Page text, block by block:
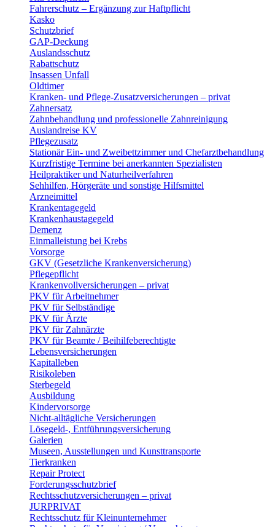
Fahrerschutz – Ergänzung zur Haftpflicht
Kasko
Schutzbrief
GAP-Deckung
Auslandsschutz
Rabattschutz
Insassen Unfall
Oldtimer
Kranken- und Pflege-Zusatzversicherungen – privat
Zahnersatz
Zahnbehandlung und professionelle Zahnreinigung
Auslandreise KV
Pflegezusatz
Stationär Ein- und Zweibettzimmer und Chefarztbehandlung
Kurzfristige Termine bei anerkannten Spezialisten
Heilpraktiker und Naturheilverfahren
Sehhilfen, Hörgeräte und sonstige Hilfsmittel
Arzneimittel
Krankentagegeld
Krankenhaustagegeld
Demenz
Einmalleistung bei Krebs
Vorsorge
GKV (Gesetzliche Krankenversicherung)
Pflegepflicht
Krankenvollversicherungen – privat
PKV für Arbeitnehmer
PKV für Selbständige
PKV für Ärzte
PKV für Zahnärzte
PKV für Beamte / Beihilfeberechtigte
Lebensversicherungen
Kapitalleben
Risikoleben
Sterbegeld
Ausbildung
Kindervorsorge
Nicht-alltägliche Versicherungen
Lösegeld-, Entführungsversicherung
Galerien
Museen, Ausstellungen und Kunsttransporte
Tierkranken
Repair Protect
Forderungsschutzbrief
Rechtsschutzversicherungen – privat
JURPRIVAT
Rechtsschutz für Kleinunternehmer